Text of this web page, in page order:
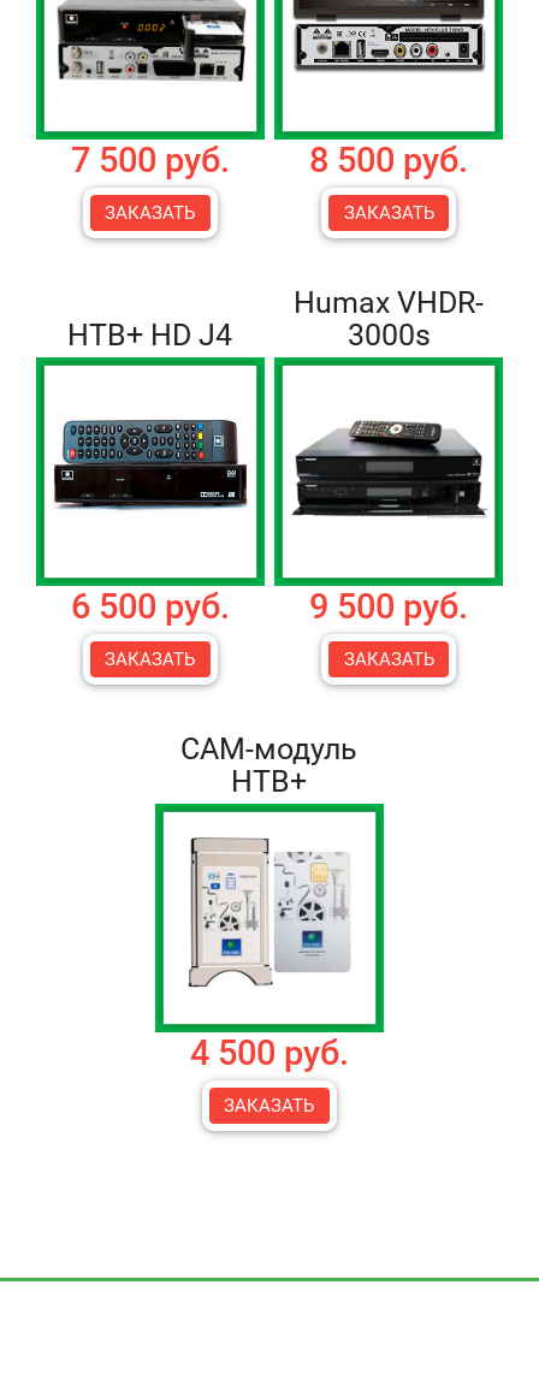
7 500 руб.
ЗАКАЗАТЬ
8 500 руб.
ЗАКАЗАТЬ
НТВ+ HD J4
6 500 руб.
ЗАКАЗАТЬ
Humax VHDR-
3000s
9 500 руб.
ЗАКАЗАТЬ
CAM-модуль
НТВ+
4 500 руб.
ЗАКАЗАТЬ